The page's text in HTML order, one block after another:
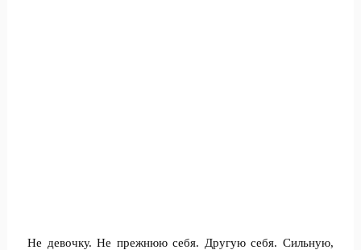
Не девочку. Не прежнюю себя. Другую себя. Сильную,